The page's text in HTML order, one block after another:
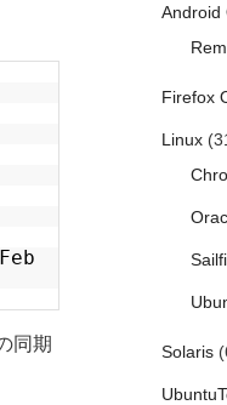
同期
Android
Firefox
Linux
Solaris